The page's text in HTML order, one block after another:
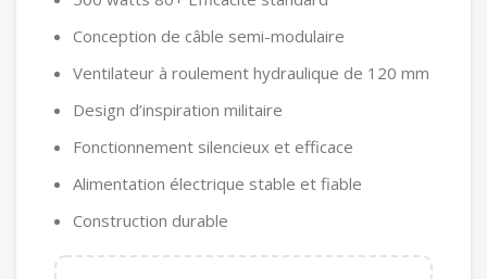
Conception de câble semi-modulaire
Ventilateur à roulement hydraulique de 120 mm
Design d’inspiration militaire
Fonctionnement silencieux et efficace
Alimentation électrique stable et fiable
Construction durable